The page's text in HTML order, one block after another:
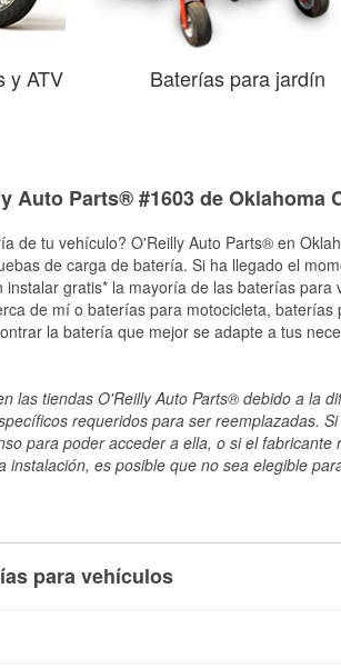
y ATV Baterías para jardín
Auto Parts® #1603 de Oklahoma
de tu vehículo? O'Reilly Auto Parts® en
de carga de batería. Si ha llegado el
gratis* la mayoría de las baterías para
de mí o baterías para motocicleta, baterías
la batería que mejor se adapte a tus
las tiendas O'Reilly Auto Parts® debido a la
requeridos para ser reemplazadas.
para poder acceder a ella, o si el fabricante
es posible que no sea elegible
para vehículos